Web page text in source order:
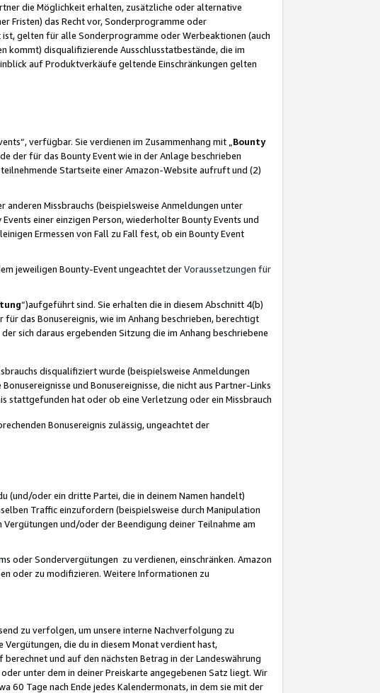
die Möglichkeit erhalten, zusätzliche oder alternative
Fristen) das Recht vor, Sonderprogramme oder
gelten für alle Sonderprogramme oder Werbeaktionen (auch
disqualifizierende Ausschlusstatbestände, die im
auf Produktverkäufe geltende Einschränkungen gelten
verfügbar. Sie verdienen im Zusammenhang mit „ Bounty
der für das Bounty Event wie in der Anlage beschrieben
Startseite einer Amazon-Website aufruft und (2)
Missbrauchs (beispielsweise Anmeldungen unter
einer einzigen Person, wiederholter Bounty Events und
Ermessen von Fall zu Fall fest, ob ein Bounty Event
jeweiligen Bounty-Event ungeachtet derVoraussetzungen für
“)aufgeführt sind. Sie erhalten die in diesem Abschnitt 4(b)
für das Bonusereignis, wie im Anhang beschrieben, berechtigt
sich daraus ergebenden Sitzung die im Anhang beschriebene
disqualifiziert wurde (beispielsweise Anmeldungen
und Bonusereignisse, die nicht aus Partner-Links
stattgefunden hat oder ob eine Verletzung oder ein Missbrauch
Bonusereignis zulässig, ungeachtet der
(und/oder ein dritte Partei, die in deinem Namen handelt)
Traffic einzufordern (beispielsweise durch Manipulation
und/oder der Beendigung deiner Teilnahme am
oder Sondervergütungen zu verdienen, einschränken. Amazon
oder zu modifizieren. Weitere Informationen zu
zu verfolgen, um unsere interne Nachverfolgung zu
die du in diesem Monat verdient hast,
und auf den nächsten Betrag in der Landeswährung
unter dem in deiner Preiskarte angegebenen Satz liegt. Wir
60 Tage nach Ende jedes Kalendermonats, in dem sie mit der